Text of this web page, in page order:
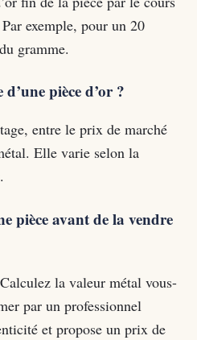
exemple, pour un 20
gramme.
pièce d’or ?
entre le prix de marché
Elle varie selon la
pièce avant de la vendre
la valeur métal vous-
par un professionnel
et propose un prix de